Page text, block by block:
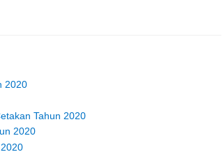
2020
Tahun 2020
2020